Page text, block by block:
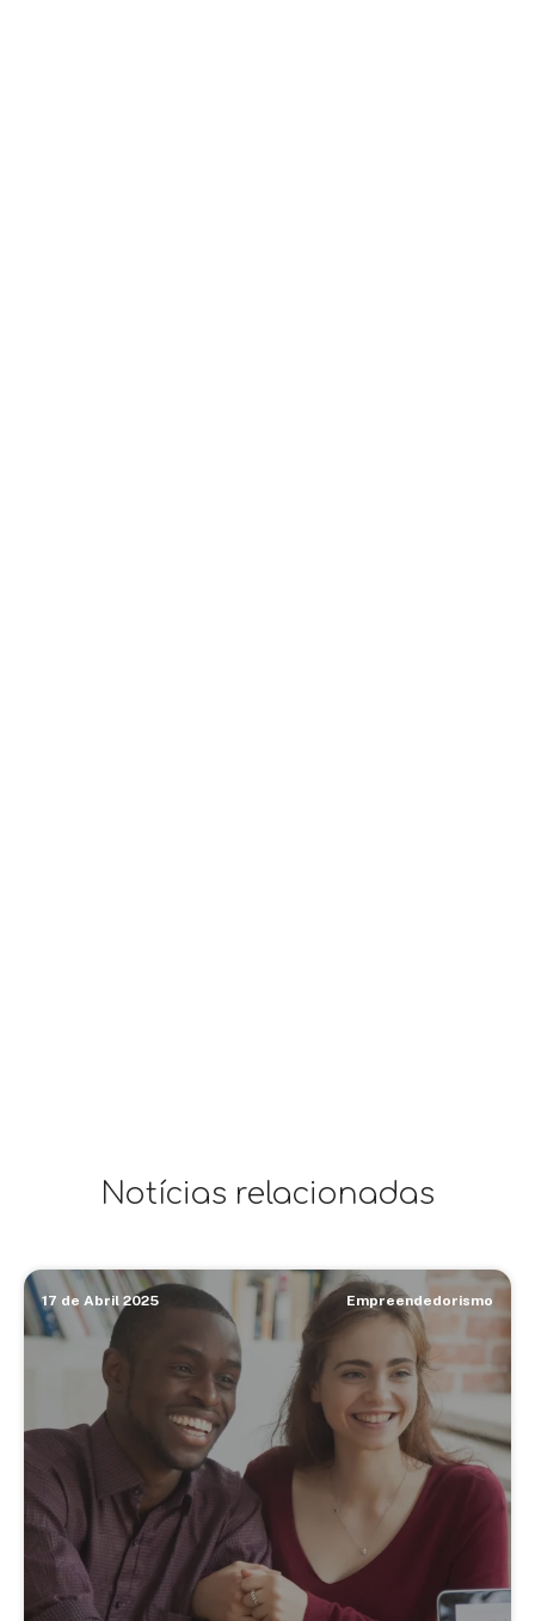
Notícias relacionadas
17 de Abril 2025 Empreendedorismo